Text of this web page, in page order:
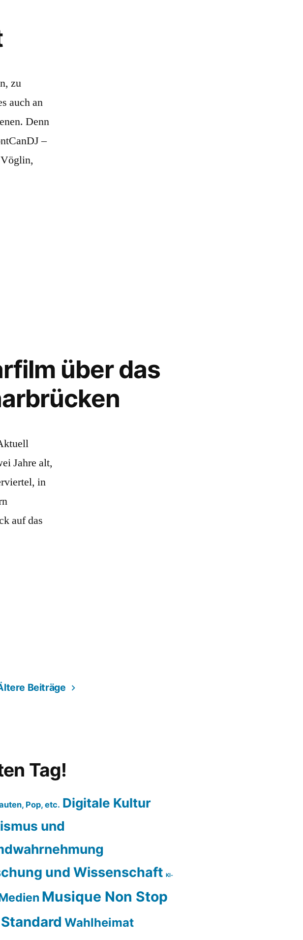
zu
auch an
Denn
–
über das
Jahre alt,
in
auf das
Beiträge
Tag!
Pop, etc. Digitale Kultur
und
und Wissenschaft KI-
Musique Non Stop
Standard Wahlheimat